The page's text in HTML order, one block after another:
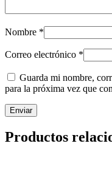
Nombre *
Correo electrónico *
Guarda mi nombre,
para la próxima vez que
Productos